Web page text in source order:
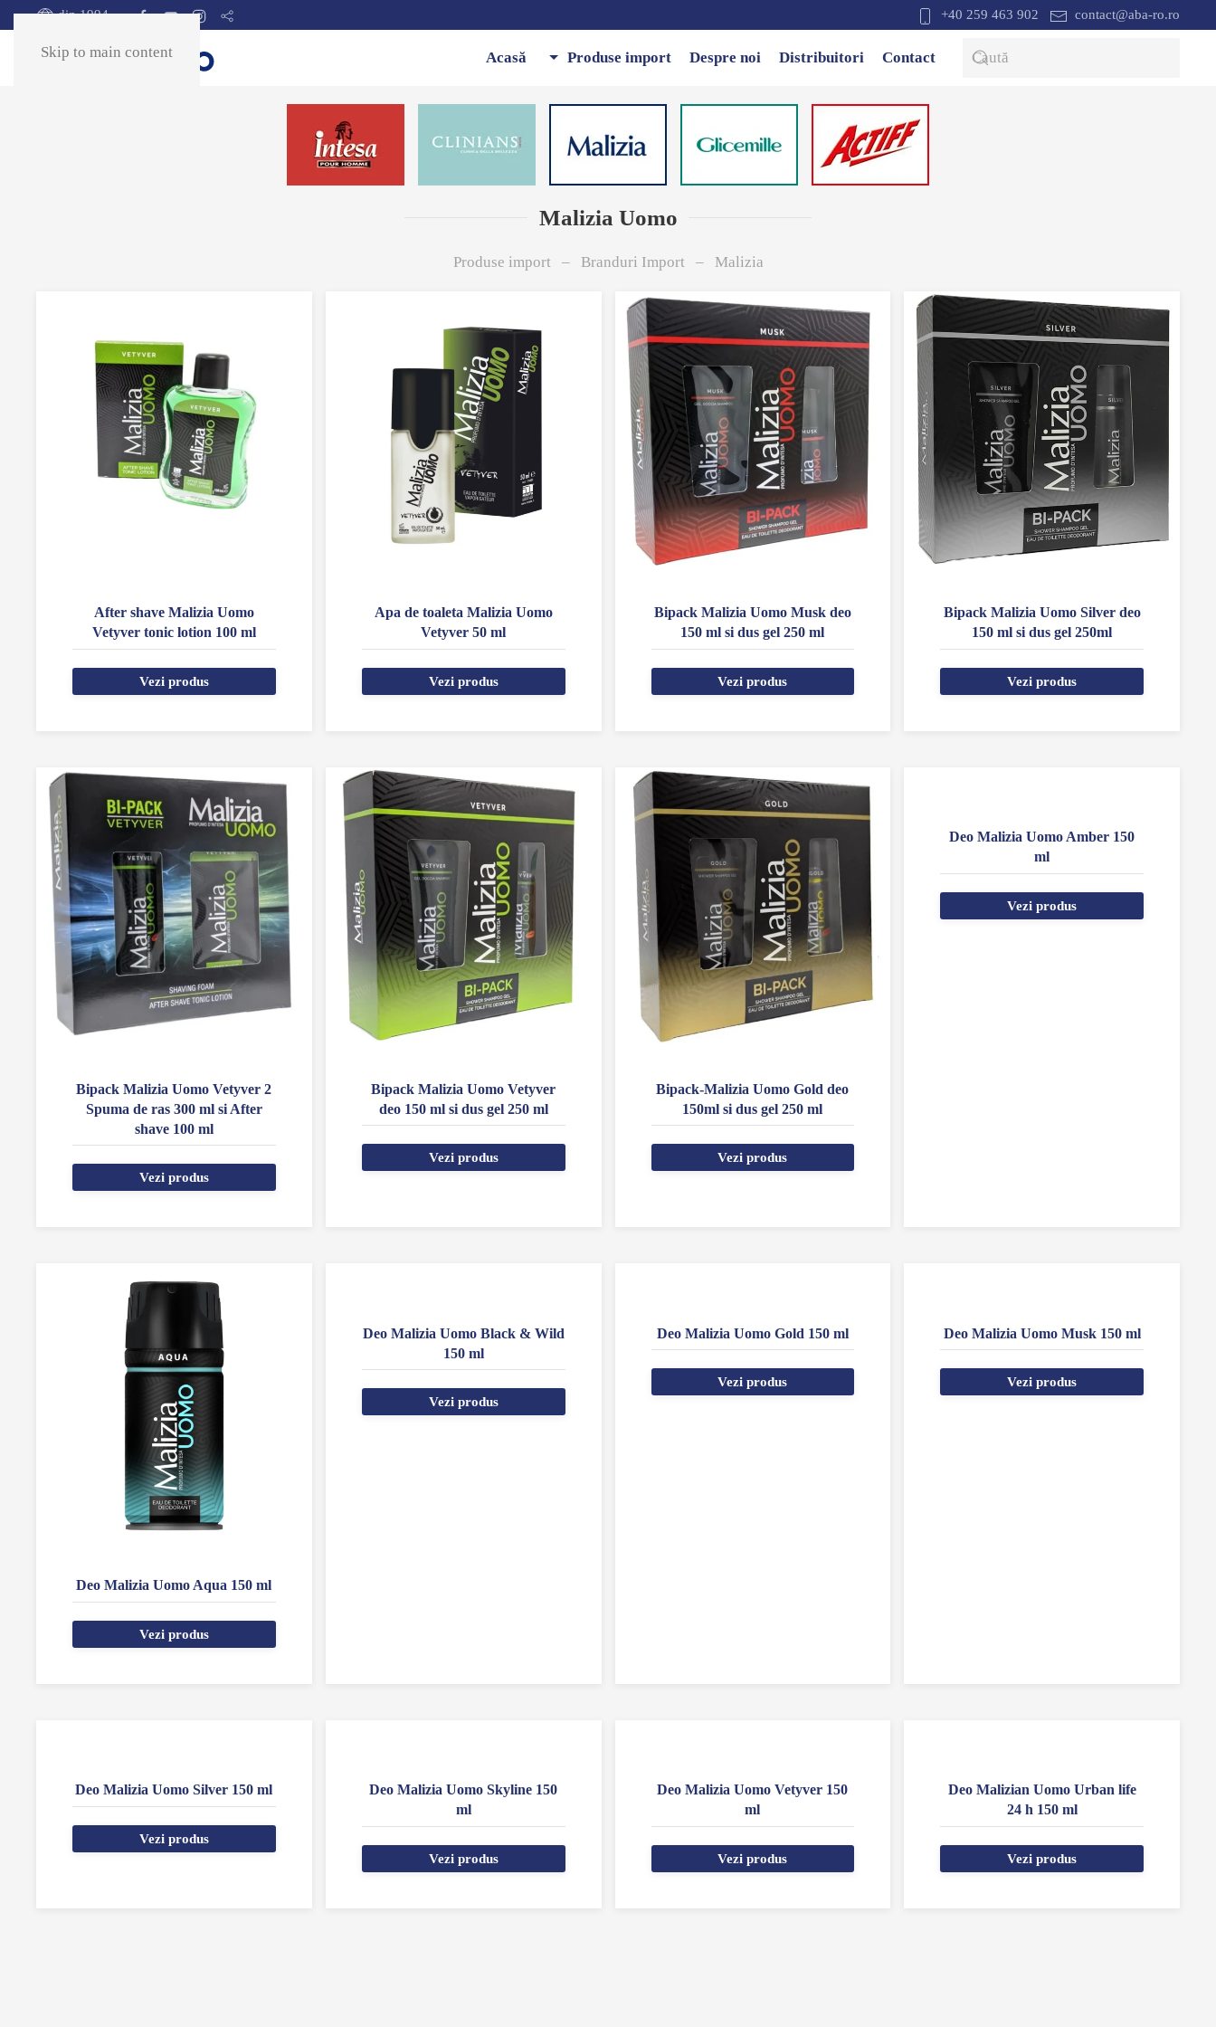
Skip to main content
din 1994 +40 259 463 902 contact@aba-ro.ro
Acasă Produse import Despre noi Distribuitori Contact
Malizia Uomo
Produse import Branduri Import Malizia
After shave Malizia Uomo
Vetyver tonic lotion 100 ml
Vezi produs
Apa de toaleta Malizia Uomo
Vetyver 50 ml
Vezi produs
Bipack Malizia Uomo Musk deo
150 ml si dus gel 250 ml
Vezi produs
Bipack Malizia Uomo Silver deo
150 ml si dus gel 250ml
Vezi produs
Bipack Malizia Uomo Vetyver 2
Spuma de ras 300 ml si After
shave 100 ml
Vezi produs
Bipack Malizia Uomo Vetyver
deo 150 ml si dus gel 250 ml
Vezi produs
Bipack-Malizia Uomo Gold deo
150ml si dus gel 250 ml
Vezi produs
Deo Malizia Uomo Amber 150
ml
Vezi produs
Deo Malizia Uomo Aqua 150 ml
Vezi produs
Deo Malizia Uomo Black & Wild
150 ml
Vezi produs
Deo Malizia Uomo Gold 150 ml
Vezi produs
Deo Malizia Uomo Musk 150 ml
Vezi produs
Deo Malizia Uomo Silver 150 ml
Vezi produs
Deo Malizia Uomo Skyline 150
ml
Vezi produs
Deo Malizia Uomo Vetyver 150
ml
Vezi produs
Deo Malizian Uomo Urban life
24 h 150 ml
Vezi produs